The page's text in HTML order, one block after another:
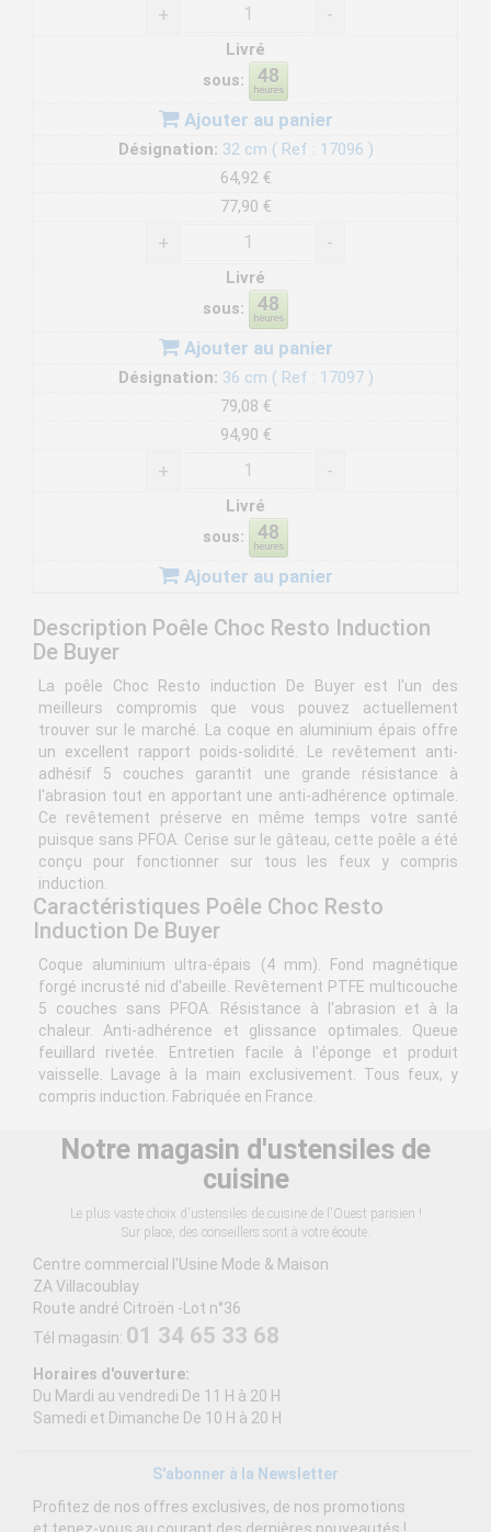
+ -
Livré
sous:
Ajouter au panier
Désignation: 32 cm ( Ref : 17096 )
64,92 €
77,90 €
+ -
Livré
sous:
Ajouter au panier
Désignation: 36 cm ( Ref : 17097 )
79,08 €
94,90 €
+ -
Livré
sous:
Ajouter au panier
Description Poêle Choc Resto Induction
De Buyer
La poêle Choc Resto induction De Buyer est l'un des
meilleurs compromis que vous pouvez actuellement
trouver sur le marché. La coque en aluminium épais offre
un excellent rapport poids-solidité. Le revêtement anti-
adhésif 5 couches garantit une grande résistance à
l'abrasion tout en apportant une anti-adhérence optimale.
Ce revêtement préserve en même temps votre santé
puisque sans PFOA. Cerise sur le gâteau, cette poêle a été
conçu pour fonctionner sur tous les feux y compris
induction.
Caractéristiques Poêle Choc Resto
Induction De Buyer
Coque aluminium ultra-épais (4 mm). Fond magnétique
forgé incrusté nid d'abeille. Revêtement PTFE multicouche
5 couches sans PFOA. Résistance à l'abrasion et à la
chaleur. Anti-adhérence et glissance optimales. Queue
feuillard rivetée. Entretien facile à l'éponge et produit
vaisselle. Lavage à la main exclusivement. Tous feux, y
compris induction. Fabriquée en France.
Notre magasin d'ustensiles de
cuisine
Le plus vaste choix d'ustensiles de cuisine de l'Ouest parisien !
Sur place, des conseillers sont à votre écoute.
Centre commercial l'Usine Mode & Maison
ZA Villacoublay
Route andré Citroën -Lot n°36
Tél magasin: 01 34 65 33 68
Horaires d'ouverture:
Du Mardi au vendredi De 11 H à 20 H
Samedi et Dimanche De 10 H à 20 H
S'abonner à la Newsletter
Profitez de nos offres exclusives, de nos promotions